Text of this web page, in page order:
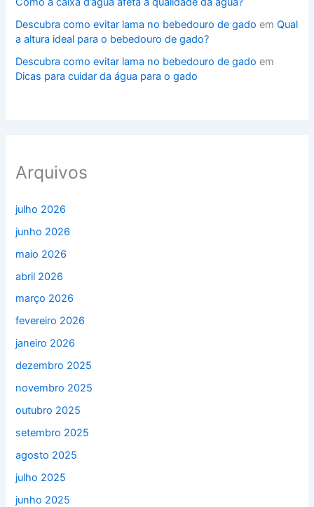
Descubra como evitar lama no bebedouro de gado emQual
a altura ideal para o bebedouro de gado?
Descubra como evitar lama no bebedouro de gado em
Dicas para cuidar da água para o gado
Arquivos
julho 2026
junho 2026
maio 2026
abril 2026
março 2026
fevereiro 2026
janeiro 2026
dezembro 2025
novembro 2025
outubro 2025
setembro 2025
agosto 2025
julho 2025
junho 2025